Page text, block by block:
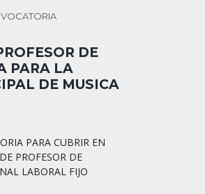
DE
PARA LA
DE MUSICA
PARA CUBRIR EN
PROFESOR DE
LABORAL FIJO